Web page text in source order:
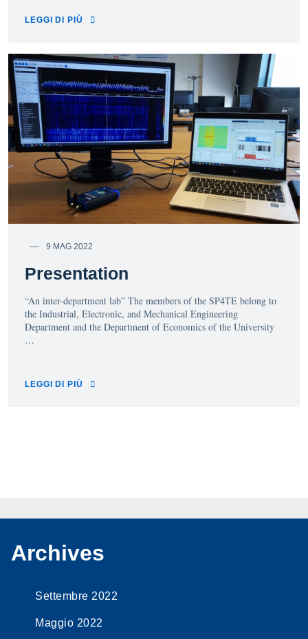
LEGGI DI PIÙ
9 MAG 2022
Presentation
“An inter-department lab” The members of the SP4TE belong to
the Industrial, Electronic, and Mechanical Engineering
Department and the Department of Economics of the University
…
LEGGI DI PIÙ
Archives
Settembre 2022
Maggio 2022